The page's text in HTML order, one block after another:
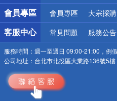
會員專區 會員專區 大宗採購
客服中心 常見問題 服務公告
服務時間： 週一至週日 09:00-21:00，例
公司地址： 台北市北投區大業路136號5樓